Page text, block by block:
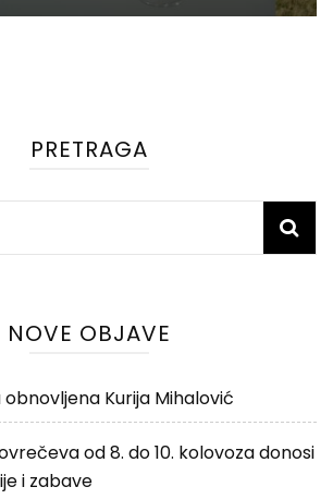
PRETRAGA
NOVE OBJAVE
Kurija Mihalović
od 8. do 10. kolovoza donosi
i zabave